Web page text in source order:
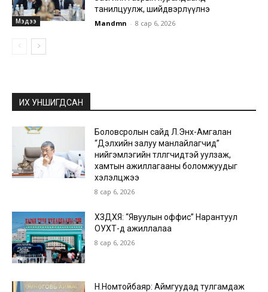
Мэдээ
танилцуулж, шийдвэрлүүлнэ
Mandmn - 8 сар 6, 2026
ИХ УНШИГДСАН
Боловсролын сайд Л.Энх-Амгалан
“Дэлхийн залуу манлайлагчид”
нийгэмлэгийн төлөөлөгчидтэй уулзаж,
хамтын ажиллагааны боломжуудыг
хэлэлцжээ
8 сар 6, 2026
ХЗДХЯ: “Явуулын оффис” Нарантуул
ОУХТ-д ажиллалаа
8 сар 6, 2026
Н.Номтойбаяр: Аймгуудад тулгамдаж